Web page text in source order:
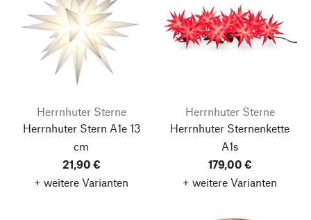
Herrnhuter Sterne
Herrnhuter Stern A1e 13
cm
21,90 €
+ weitere Varianten
Herrnhuter Sterne
Herrnhuter Sternenkette
A1s
179,00 €
+ weitere Varianten